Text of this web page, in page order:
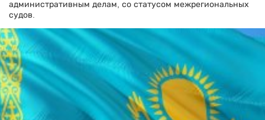
административным делам, со статусом межрегиональных
судов.